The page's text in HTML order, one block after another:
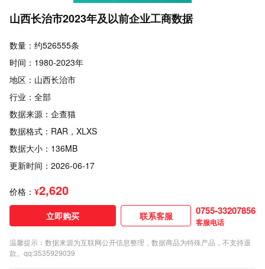
山西长治市2023年及以前企业工商数据
数量：约526555条
时间：1980-2023年
地区：山西长治市
行业：全部
数据来源：企查猫
数据格式：RAR，XLXS
数据大小：136MB
更新时间：2026-06-17
价格： ¥2,620
立即购买 联系客服 0755-33207856
客服电话
温馨提示：数据来源为互联网公开信息整理，数据商品为特殊产品，不支持退
款。qq:3535929039